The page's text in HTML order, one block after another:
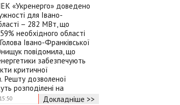
15:50
«Укренерго» доведено
для Івано-
– 282 МВт, що
необхідного області
Івано-Франківської
повідомила, що
забезпечують
критичної
Решту дозволеної
розподілені на
Докладніше >>